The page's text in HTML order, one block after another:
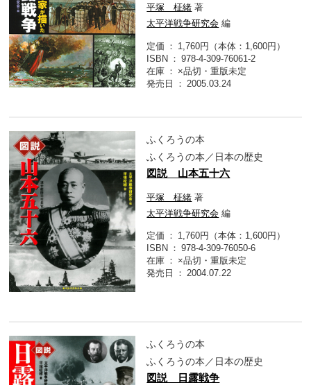
平塚 柾緒 著
太平洋戦争研究会 編
定価
1,760円（本体：1,600円）
ISBN
978-4-309-76061-2
在庫
×品切・重版未定
発売日
2005.03.24
ふくろうの本
ふくろうの本／日本の歴史
図説 山本五十六
平塚 柾緒 著
太平洋戦争研究会 編
定価
1,760円（本体：1,600円）
ISBN
978-4-309-76050-6
在庫
×品切・重版未定
発売日
2004.07.22
ふくろうの本
ふくろうの本／日本の歴史
図説 日露戦争